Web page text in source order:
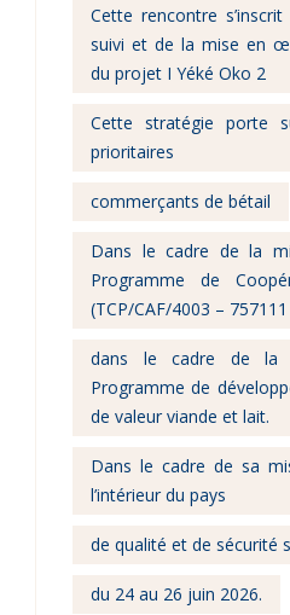
Cette rencontre
suivi et de la mise en
du projet I Yéké Oko 2
Cette stratégie porte
prioritaires
commerçants de bétail
Dans le cadre de la
Programme de
(TCP/CAF/4003 – 757111
dans le cadre de la
Programme de
de valeur viande et lait.
Dans le cadre de sa
l’intérieur du pays
de qualité et de sécurité
du 24 au 26 juin 2026.